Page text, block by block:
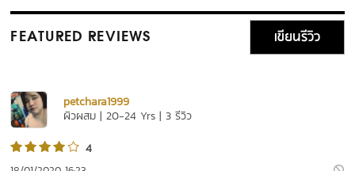
FEATURED REVIEWS เขียนรีวิว
petchara1999
ผิวผสม | 20-24 Yrs | 3 รีวิว
4